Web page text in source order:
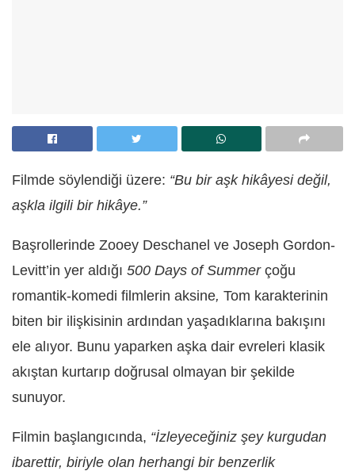
Filmde söylendiği üzere: “Bu bir aşk hikâyesi değil,
aşkla ilgili bir hikâye.”
Başrollerinde Zooey Deschanel ve Joseph Gordon-
Levitt’in yer aldığı 500 Days of Summerçoğu
romantik-komedi filmlerin aksine, Tom karakterinin
biten bir ilişkisinin ardından yaşadıklarına bakışını
ele alıyor. Bunu yaparken aşka dair evreleri klasik
akıştan kurtarıp doğrusal olmayan bir şekilde
sunuyor.
Filmin başlangıcında, “İzleyeceğiniz şey kurgudan
ibarettir, biriyle olan herhangi bir benzerlik